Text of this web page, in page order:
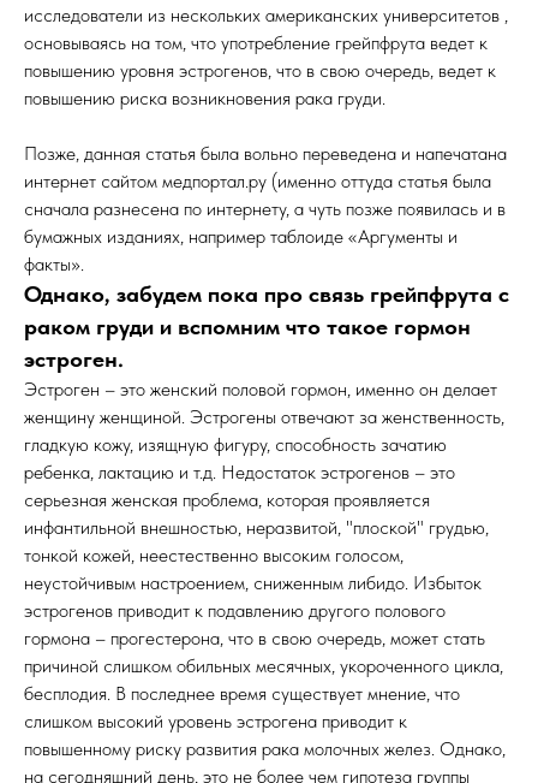
исследователи из нескольких американских университетов ,
основываясь на том, что употребление грейпфрута ведет к
повышению уровня эстрогенов, что в свою очередь, ведет к
повышению риска возникновения рака груди.
Позже, данная статья была вольно переведена и напечатана
интернет сайтом медпортал.ру (именно оттуда статья была
сначала разнесена по интернету, а чуть позже появилась и в
бумажных изданиях, например таблоиде «Аргументы и
факты».
Однако, забудем пока про связь грейпфрута с
раком груди и вспомним что такое гормон
эстроген.
Эстроген – это женский половой гормон, именно он делает
женщину женщиной. Эстрогены отвечают за женственность,
гладкую кожу, изящную фигуру, способность зачатию
ребенка, лактацию и т.д. Недостаток эстрогенов – это
серьезная женская проблема, которая проявляется
инфантильной внешностью, неразвитой, "плоской" грудью,
тонкой кожей, неестественно высоким голосом,
неустойчивым настроением, сниженным либидо. Избыток
эстрогенов приводит к подавлению другого полового
гормона – прогестерона, что в свою очередь, может стать
причиной слишком обильных месячных, укороченного цикла,
бесплодия. В последнее время существует мнение, что
слишком высокий уровень эстрогена приводит к
повышенному риску развития рака молочных желез. Однако,
на сегодняшний день, это не более чем гипотеза группы